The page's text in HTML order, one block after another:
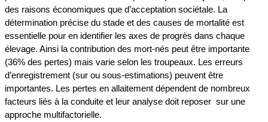
des raisons économiques que d’acceptation sociétale. La
détermination précise du stade et des causes de mortalité est
essentielle pour en identifier les axes de progrès dans chaque
élevage. Ainsi la contribution des mort-nés peut être importante
(36% des pertes) mais varie selon les troupeaux. Les erreurs
d’enregistrement (sur ou sous-estimations) peuvent être
importantes. Les pertes en allaitement dépendent de nombreux
facteurs liés à la conduite et leur analyse doit reposer sur une
approche multifactorielle.